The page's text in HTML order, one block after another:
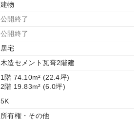
建物
公開終了
公開終了
居宅
木造セメント瓦葺2階建
1階 74.10m² (22.4坪)
2階 19.83m² (6.0坪)
5K
所有権・その他